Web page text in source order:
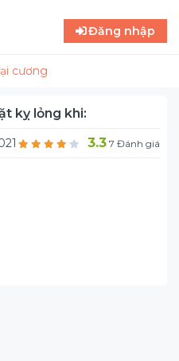
Đăng nhập
cương
kỵ lỏng khi:
3.3 7 Đánh giá